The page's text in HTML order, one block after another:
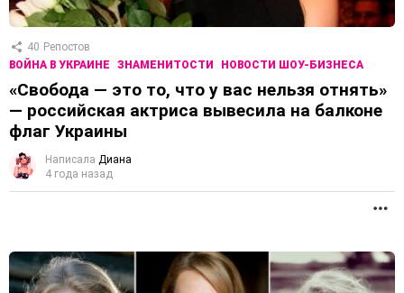
40 Репостов
ВОЙНА В УКРАИНЕ
ЗНАМЕНИТОСТИ НОВОСТИ ШОУ-БИЗНЕСА
«Свобода — это то, что у вас нельзя отнять»
— российская актриса вывесила на балконе
флаг Украины
Написала Диана
4 года назад